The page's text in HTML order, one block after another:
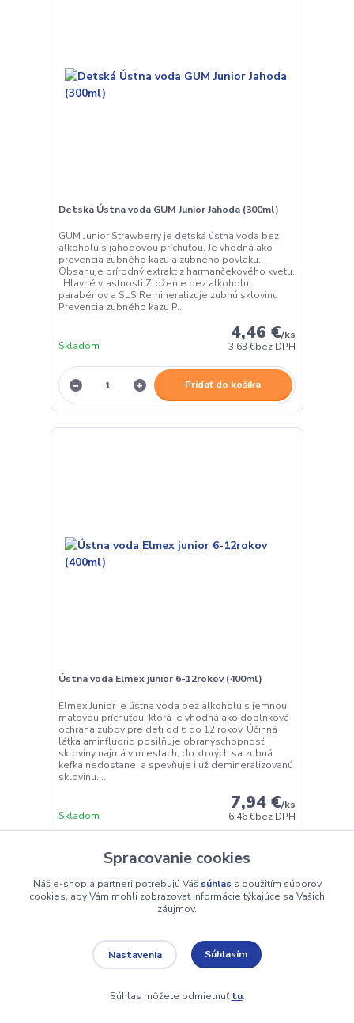
Detská Ústna voda GUM Junior Jahoda (300ml)
GUM Junior Strawberry je detská ústna voda bez
alkoholu s jahodovou príchuťou. Je vhodná ako
prevencia zubného kazu a zubného povlaku.
Obsahuje prírodný extrakt z harmančekového kvetu.
Hlavné vlastnosti Zloženie bez alkoholu,
parabénov a SLS Remineralizuje zubnú sklovinu
Prevencia zubného kazu P...
4,46 €/ks
3,63 €bez DPH
Skladom
Pridať do košíka
Ústna voda Elmex junior 6-12rokov (400ml)
Elmex Junior je ústna voda bez alkoholu s jemnou
mätovou príchuťou, ktorá je vhodná ako doplnková
ochrana zubov pre deti od 6 do 12 rokov. Účinná
látka aminfluorid posilňuje obranyschopnosť
skloviny najmä v miestach, do ktorých sa zubná
kefka nedostane, a spevňuje i už demineralizovanú
sklovinu. ...
7,94 €/ks
6,46 €bez DPH
Skladom
Pridať do košíka
Spracovanie cookies
Náš e-shop a partneri potrebujú Váš súhlas s použitím súborov
cookies, aby Vám mohli zobrazovať informácie týkajúce sa Vašich
záujmov.
Nastavenia Súhlasím
Súhlas môžete odmietnuťtu.